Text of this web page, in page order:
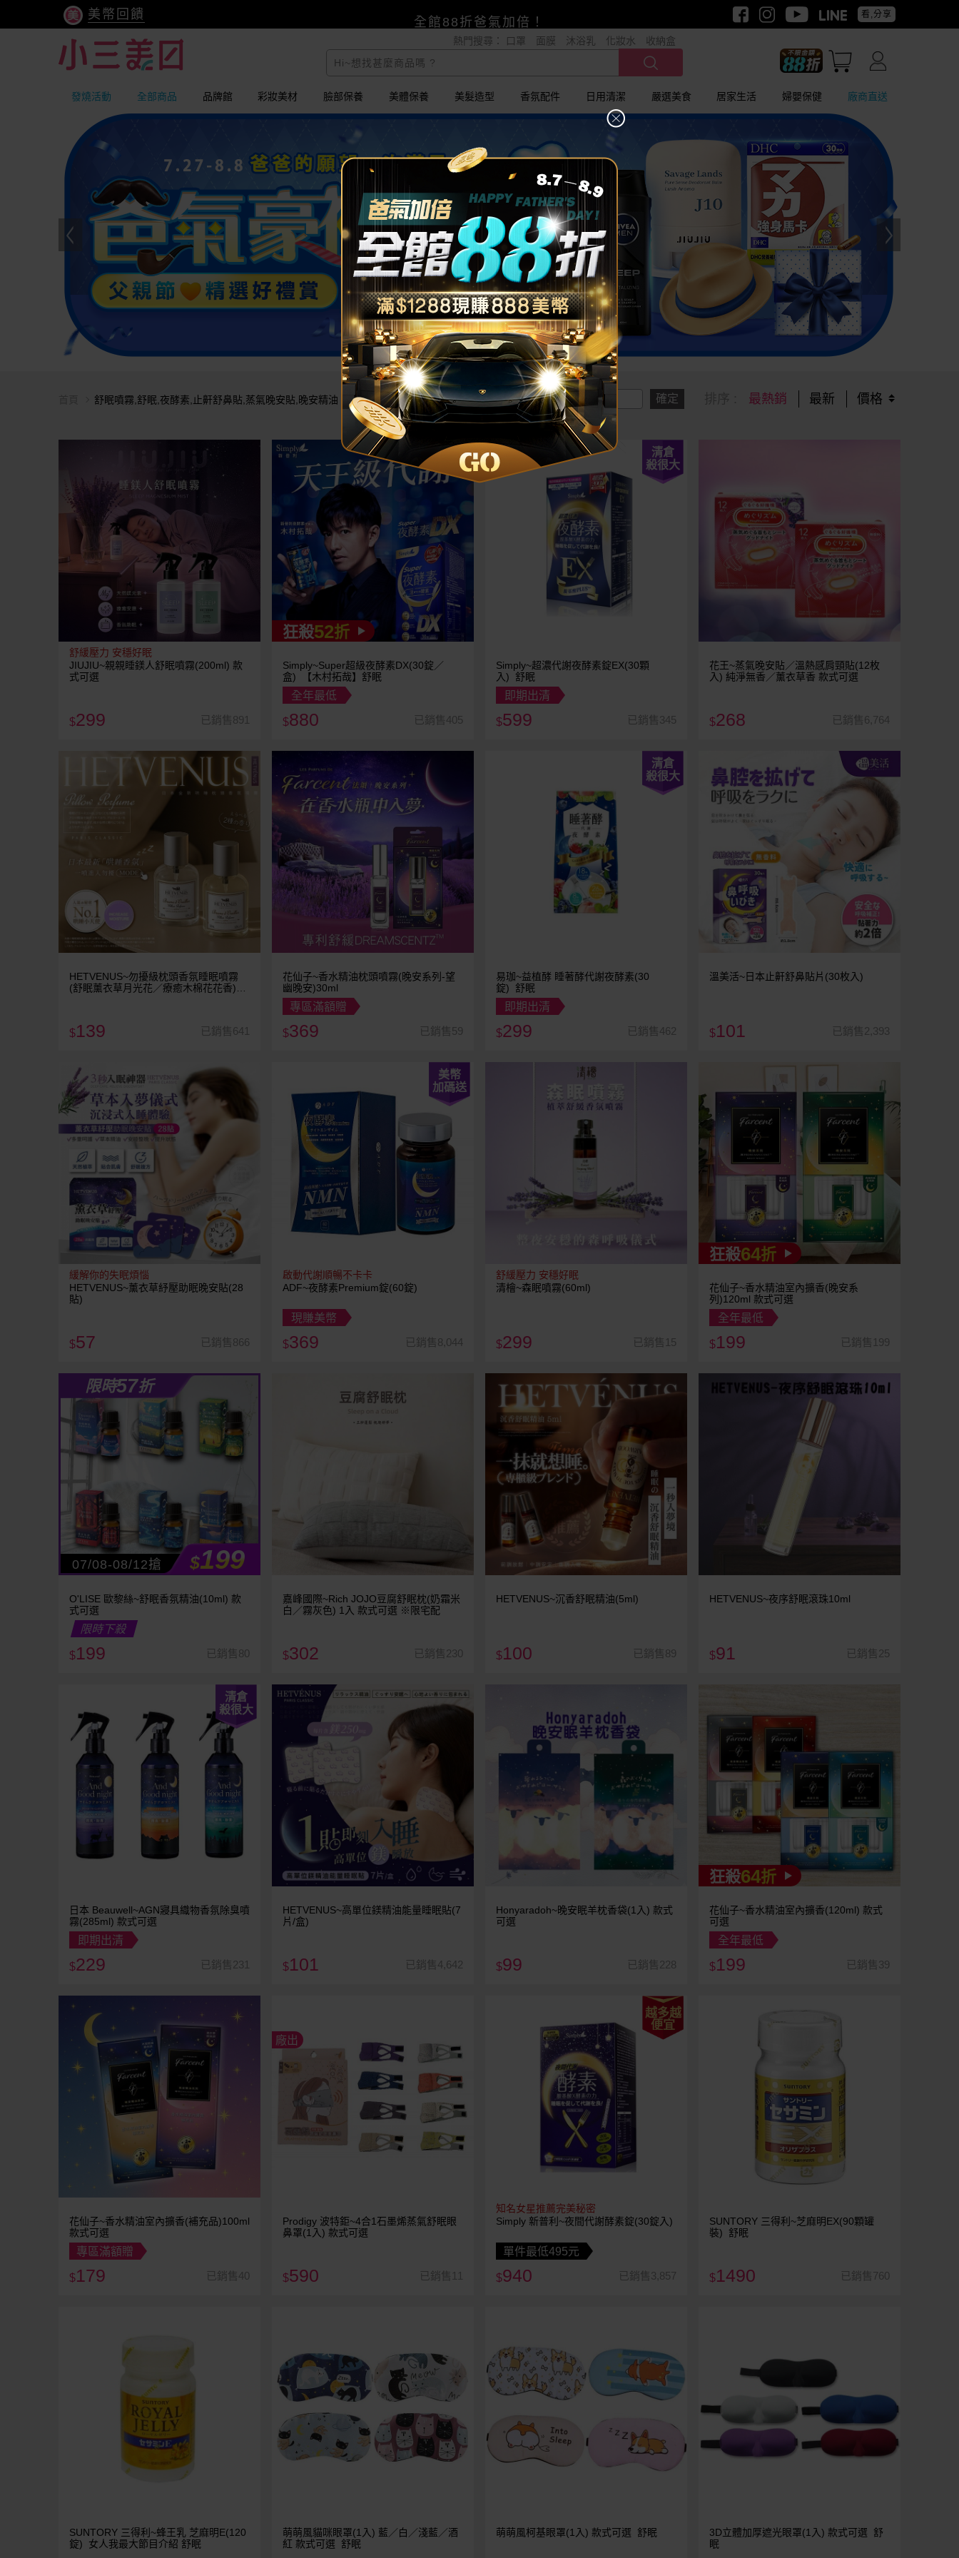
美幣回饋
賺美幣~換好禮~立即換GO~
小三美日x全支付~美幣+全點折上折超划算
全館88折爸氣加倍！
看,分享
熱門搜尋： 口罩 面膜 沐浴乳 化妝水 收納盒
發燒活動 全部商品 品牌館 彩妝美材 臉部保養 美體保養 美髮造型 香氛配件 日用清潔 嚴選美食 居家生活 婦嬰保健 廠商直送
最熱銷 最新 價格
價格區間 : 確定
舒眠噴霧,舒眠,夜酵素,止鼾舒鼻貼,蒸氣晚安貼,晚安精油
舒緩壓力 安穩好眠
JIUJIU~親親睡鎂人舒眠噴霧(200ml) 款
式可選
$299 已銷售891
狂殺52折
Simply~Super超級夜酵素DX(30錠／
盒) 【木村拓哉】舒眠
全年最低
$880 已銷售405
清倉
殺很大
Simply~超濃代謝夜酵素錠EX(30顆
入) 舒眠
即期出清
$599 已銷售345
花王~蒸氣晚安貼／溫熱感肩頸貼(12枚
入) 純淨無香／薰衣草香 款式可選
$268 已銷售6,764
HETVENUS~勿擾級枕頭香氛睡眠噴霧
(舒眠薰衣草月光花／療癒木棉花花香)
$139 已銷售641
花仙子~香水精油枕頭噴霧(晚安系列-望
幽晚安)30ml
專區滿額贈
$369 已銷售59
清倉
殺很大
易珈~益植酵 睡著酵代謝夜酵素(30
錠) 舒眠
即期出清
$299 已銷售462
溫美活~日本止鼾舒鼻貼片(30枚入)
$101 已銷售2,393
緩解你的失眠煩惱
HETVENUS~薰衣草紓壓助眠晚安貼(28
貼)
$57 已銷售866
美幣
加碼送
啟動代謝順暢不卡卡
ADF~夜酵素Premium錠(60錠)
現賺美幣
$369 已銷售8,044
舒緩壓力 安穩好眠
清檜~森眠噴霧(60ml)
$299 已銷售15
狂殺64折
花仙子~香水精油室內擴香(晚安系
列)120ml 款式可選
全年最低
$199 已銷售199
限時57折
07/08-08/12搶 $199
O'LISE 歐黎絲~舒眠香氛精油(10ml) 款
式可選
限時下殺
$199 已銷售80
嘉峰國際~Rich JOJO豆腐舒眠枕(奶霜米
白／霧灰色) 1入 款式可選 ※限宅配
$302 已銷售230
HETVENUS~沉香舒眠精油(5ml)
$100 已銷售89
HETVENUS~夜序舒眠滾珠10ml
$91 已銷售25
清倉
殺很大
日本 Beauwell~AGN寢具織物香氛除臭噴
霧(285ml) 款式可選
即期出清
$229 已銷售231
HETVENUS~高單位鎂精油能量睡眠貼(7
片/盒)
$101 已銷售4,642
Honyaradoh~晚安眠羊枕香袋(1入) 款式
可選
$99 已銷售228
狂殺64折
花仙子~香水精油室內擴香(120ml) 款式
可選
全年最低
$199 已銷售39
花仙子~香水精油室內擴香(補充品)100ml
款式可選
專區滿額贈
$179 已銷售40
廠出
Prodigy 波特鉅~4合1石墨烯蒸氣舒眠眼
鼻罩(1入) 款式可選
$590 已銷售11
越多越
便宜
知名女星推薦完美秘密
Simply 新普利~夜間代謝酵素錠(30錠入)
單件最低495元
$940 已銷售3,857
SUNTORY 三得利~芝麻明EX(90顆罐
裝) 舒眠
$1490 已銷售760
SUNTORY 三得利~蜂王乳 芝麻明E(120
錠) 女人我最大節目介紹 舒眠
萌萌風貓咪眼罩(1入) 藍／白／淺藍／酒
紅 款式可選 舒眠
萌萌風柯基眼罩(1入) 款式可選 舒眠
3D立體加厚遮光眼罩(1入) 款式可選 舒
眠